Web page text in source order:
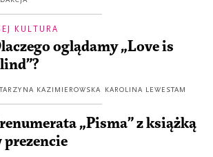
KULTURA
oglądamy „Love is
KAZIMIEROWSKA KAROLINA LEWESTAM
„Pisma” z książką
prezencie